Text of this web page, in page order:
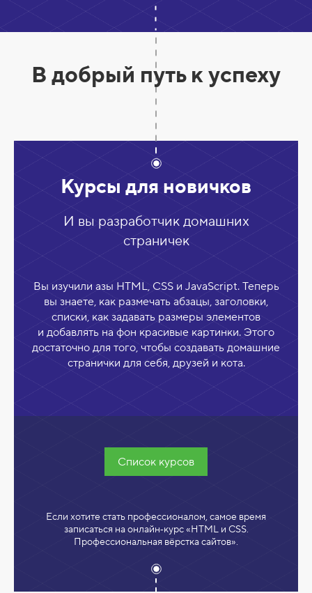
В добрый путь к успеху
Курсы для новичков
И вы разработчик домашних
страничек
Вы изучили азы HTML, CSS и JavaScript. Теперь
вы знаете, как размечать абзацы, заголовки,
списки, как задавать размеры элементов
и добавлять на фон красивые картинки. Этого
достаточно для того, чтобы создавать домашние
странички для себя, друзей и кота.
Список курсов
Если хотите стать профессионалом, самое время
записаться на онлайн‑курс «HTML и CSS.
Профессиональная вёрстка сайтов».